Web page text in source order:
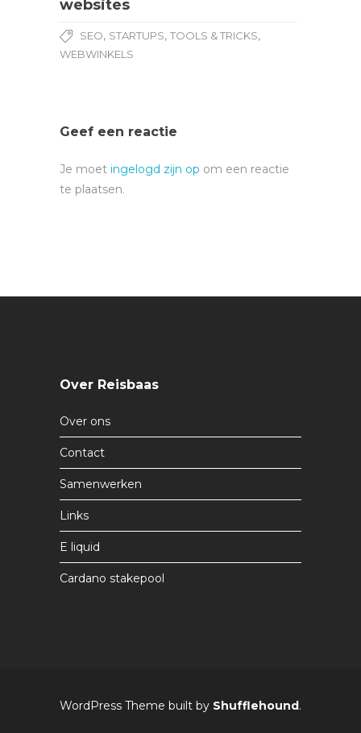
websites
SEO, STARTUPS, TOOLS & TRICKS,
WEBWINKELS
Geef een reactie
Je moet ingelogd zijn op om een reactie
te plaatsen.
Over Reisbaas
Over ons
Contact
Samenwerken
Links
E liquid
Cardano stakepool
WordPress Theme built by Shufflehound.